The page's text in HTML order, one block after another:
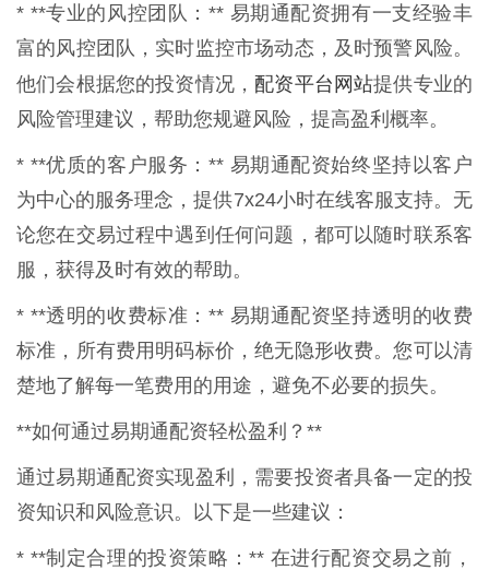
* **专业的风控团队：** 易期通配资拥有一支经验丰
富的风控团队，实时监控市场动态，及时预警风险。
他们会根据您的投资情况，配资平台网站提供专业的
风险管理建议，帮助您规避风险，提高盈利概率。
* **优质的客户服务：** 易期通配资始终坚持以客户
为中心的服务理念，提供7x24小时在线客服支持。无
论您在交易过程中遇到任何问题，都可以随时联系客
服，获得及时有效的帮助。
* **透明的收费标准：** 易期通配资坚持透明的收费
标准，所有费用明码标价，绝无隐形收费。您可以清
楚地了解每一笔费用的用途，避免不必要的损失。
**如何通过易期通配资轻松盈利？**
通过易期通配资实现盈利，需要投资者具备一定的投
资知识和风险意识。以下是一些建议：
* **制定合理的投资策略：** 在进行配资交易之前，